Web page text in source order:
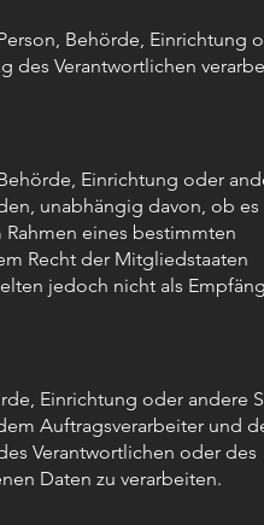
Behörde, Einrichtung
des Verantwortlichen
Einrichtung oder
unabhängig davon, ob es
eines bestimmten
Recht der Mitgliedstaaten
jedoch nicht als
Einrichtung oder andere
Auftragsverarbeiter und
Verantwortlichen oder des
Daten zu verarbeiten.